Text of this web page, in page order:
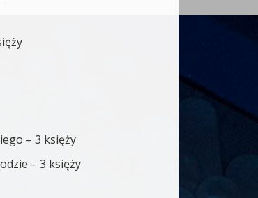
– 3 księży
– 3 księży